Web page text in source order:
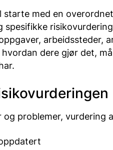
starte med en
spesifikke
arbeidssteder,
dere gjør det,
problemer, vurdering